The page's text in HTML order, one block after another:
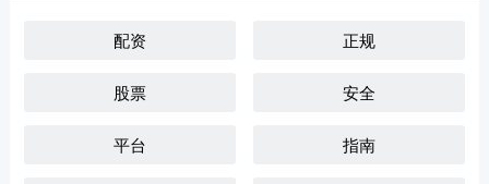
配资 正规
股票 安全
平台 指南